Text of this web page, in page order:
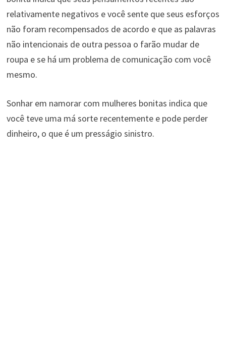
relativamente negativos e você sente que seus esforços
não foram recompensados ​​de acordo e que as palavras
não intencionais de outra pessoa o farão mudar de
roupa e se há um problema de comunicação com você
mesmo.
Sonhar em namorar com mulheres bonitas indica que
você teve uma má sorte recentemente e pode perder
dinheiro, o que é um presságio sinistro.